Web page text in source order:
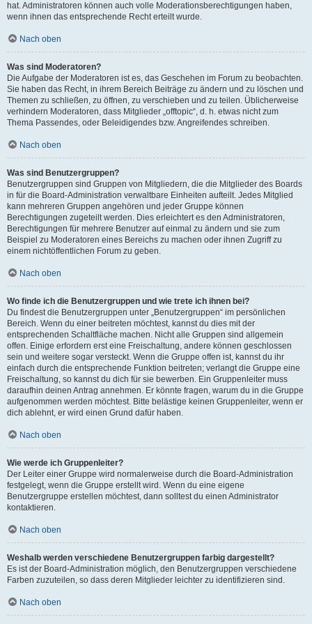
hat. Administratoren können auch volle Moderationsberechtigungen haben,
wenn ihnen das entsprechende Recht erteilt wurde.
Nach oben
Was sind Moderatoren?
Die Aufgabe der Moderatoren ist es, das Geschehen im Forum zu beobachten.
Sie haben das Recht, in ihrem Bereich Beiträge zu ändern und zu löschen und
Themen zu schließen, zu öffnen, zu verschieben und zu teilen. Üblicherweise
verhindern Moderatoren, dass Mitglieder „offtopic“, d. h. etwas nicht zum
Thema Passendes, oder Beleidigendes bzw. Angreifendes schreiben.
Nach oben
Was sind Benutzergruppen?
Benutzergruppen sind Gruppen von Mitgliedern, die die Mitglieder des Boards
in für die Board-Administration verwaltbare Einheiten aufteilt. Jedes Mitglied
kann mehreren Gruppen angehören und jeder Gruppe können
Berechtigungen zugeteilt werden. Dies erleichtert es den Administratoren,
Berechtigungen für mehrere Benutzer auf einmal zu ändern und sie zum
Beispiel zu Moderatoren eines Bereichs zu machen oder ihnen Zugriff zu
einem nichtöffentlichen Forum zu geben.
Nach oben
Wo finde ich die Benutzergruppen und wie trete ich ihnen bei?
Du findest die Benutzergruppen unter „Benutzergruppen“ im persönlichen
Bereich. Wenn du einer beitreten möchtest, kannst du dies mit der
entsprechenden Schaltfläche machen. Nicht alle Gruppen sind allgemein
offen. Einige erfordern erst eine Freischaltung, andere können geschlossen
sein und weitere sogar versteckt. Wenn die Gruppe offen ist, kannst du ihr
einfach durch die entsprechende Funktion beitreten; verlangt die Gruppe eine
Freischaltung, so kannst du dich für sie bewerben. Ein Gruppenleiter muss
daraufhin deinen Antrag annehmen. Er könnte fragen, warum du in die Gruppe
aufgenommen werden möchtest. Bitte belästige keinen Gruppenleiter, wenn er
dich ablehnt, er wird einen Grund dafür haben.
Nach oben
Wie werde ich Gruppenleiter?
Der Leiter einer Gruppe wird normalerweise durch die Board-Administration
festgelegt, wenn die Gruppe erstellt wird. Wenn du eine eigene
Benutzergruppe erstellen möchtest, dann solltest du einen Administrator
kontaktieren.
Nach oben
Weshalb werden verschiedene Benutzergruppen farbig dargestellt?
Es ist der Board-Administration möglich, den Benutzergruppen verschiedene
Farben zuzuteilen, so dass deren Mitglieder leichter zu identifizieren sind.
Nach oben